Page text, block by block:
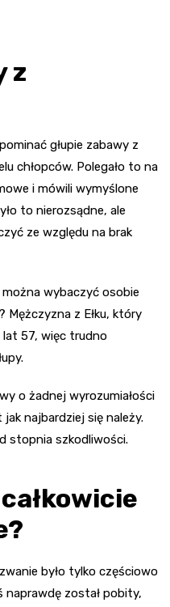
z
głupie zabawy z
chłopców. Polegało to na
i mówili wymyślone
to nierozsądne, ale
ze względu na brak
wybaczyć osobie
Mężczyzna z Ełku, który
lat 57, więc trudno
o żadnej wyrozumiałości
najbardziej się należy.
stopnia szkodliwości.
było tylko częściowo
naprawdę został pobity,